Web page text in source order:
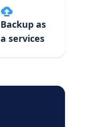
Backup as
a services